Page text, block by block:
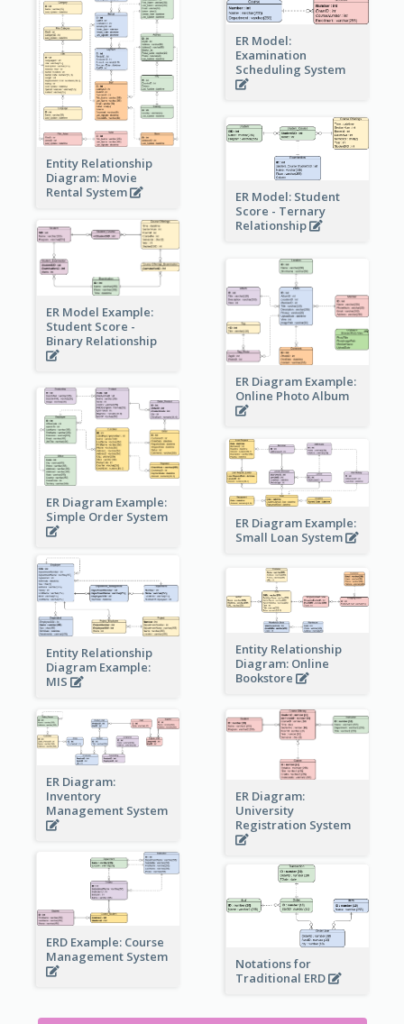
ER Model:
Examination
Scheduling System
Entity Relationship
Diagram: Movie
Rental System
ER Model: Student
Score - Ternary
Relationship
ER Model Example:
Student Score -
Binary Relationship
ER Diagram Example:
Online Photo Album
ER Diagram Example:
Simple Order System
ER Diagram Example:
Small Loan System
Entity Relationship
Diagram Example:
MIS
Entity Relationship
Diagram: Online
Bookstore
ER Diagram:
Inventory
Management System
ER Diagram:
University
Registration System
ERD Example: Course
Management System
Notations for
Traditional ERD